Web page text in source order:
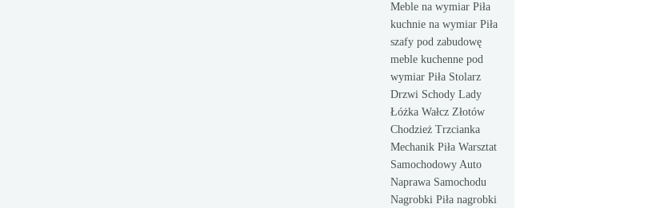
Meble na wymiar Piła
kuchnie na wymiar Piła
szafy pod zabudowę
meble kuchenne pod
wymiar Piła Stolarz
Drzwi Schody Lady
Łóżka Wałcz Złotów
Chodzież Trzcianka
Mechanik Piła Warsztat
Samochodowy Auto
Naprawa Samochodu
Nagrobki Piła nagrobki